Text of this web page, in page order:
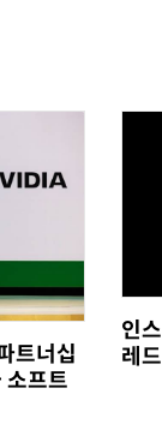
트너십
소프트
인
레